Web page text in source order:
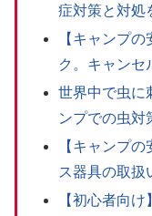
症対策と対処
【キャンプ
ク。キャンセ
世界中で虫に
ンプでの虫対
【キャンプ
ス器具の取扱
【初心者向